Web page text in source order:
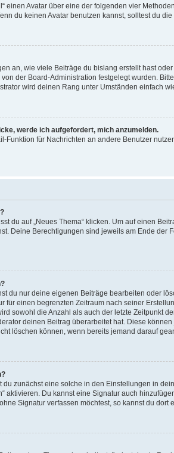
einen Avatar über eine der folgenden vier
du keinen Avatar benutzen kannst, solltest du
an, wie viele Beiträge du bislang erstellt hast
der Board-Administration festgelegt wurden.
wird deinen Rang unter Umständen einfach
werde ich aufgefordert, mich anzumelden.
Funktion für Nachrichten an andere Benutzer
du auf „Neues Thema“ klicken. Um auf einen
Deine Berechtigungen sind jeweils am Ende der
du nur deine eigenen Beiträge bearbeiten oder
für einen begrenzten Zeitraum nach seiner
sowohl die Anzahl als auch der letzte Zeitpunkt
deinen Beitrag überarbeitet hat. Diese
löschen können, wenn bereits jemand darauf
zunächst eine solche in den Einstellungen in
aktivieren. Du kannst eine Signatur auch
Signatur verfassen möchtest, so kannst du dort